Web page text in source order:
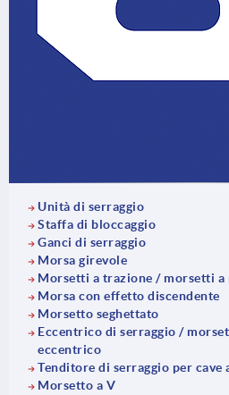
Unità di serraggio
Staffa di bloccaggio
Ganci di serraggio
Morsa girevole
Morsetti a trazione / morsetti a
Morsa con effetto discendente
Morsetto seghettato
Eccentrico di serraggio /
eccentrico
Tenditore di serraggio per cave
Morsetto a V